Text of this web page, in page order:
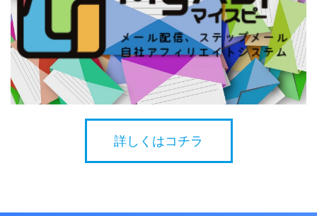
詳しくはコチラ